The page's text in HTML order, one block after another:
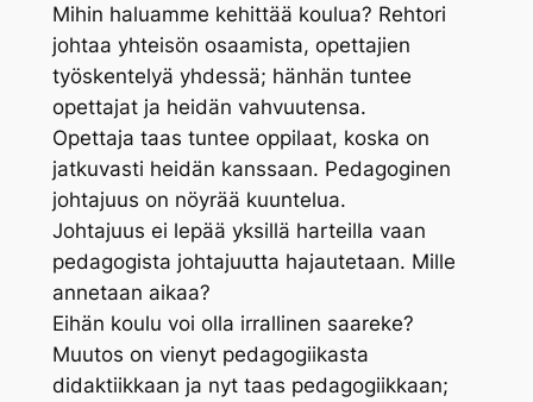
Mihin haluamme kehittää koulua? Rehtori
johtaa yhteisön osaamista, opettajien
työskentelyä yhdessä; hänhän tuntee
opettajat ja heidän vahvuutensa.
Opettaja taas tuntee oppilaat, koska on
jatkuvasti heidän kanssaan. Pedagoginen
johtajuus on nöyrää kuuntelua.
Johtajuus ei lepää yksillä harteilla vaan
pedagogista johtajuutta hajautetaan. Mille
annetaan aikaa?
Eihän koulu voi olla irrallinen saareke?
Muutos on vienyt pedagogiikasta
didaktiikkaan ja nyt taas pedagogiikkaan;